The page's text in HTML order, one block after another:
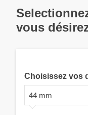
vous
Choisissez vos
44 mm